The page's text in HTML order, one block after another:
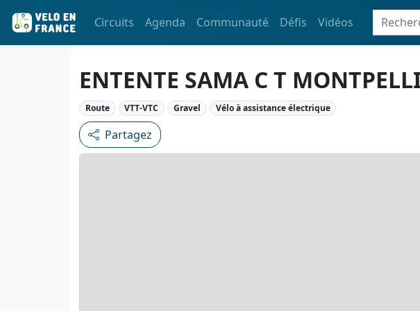
Circuits Agenda Communauté Défis Vidéos
ENTENTE SAMA C T
Route VTT-VTC Gravel Vélo à assistance électrique
Partagez